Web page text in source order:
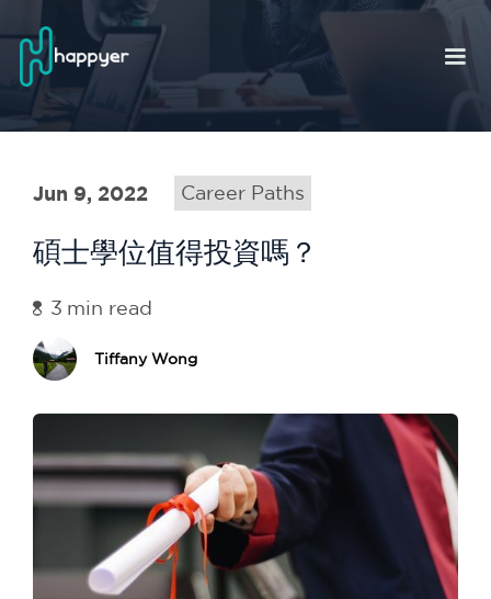
Jun 9, 2022 Career Paths
碩士學位值得投資嗎？
3 min read
Tiffany Wong